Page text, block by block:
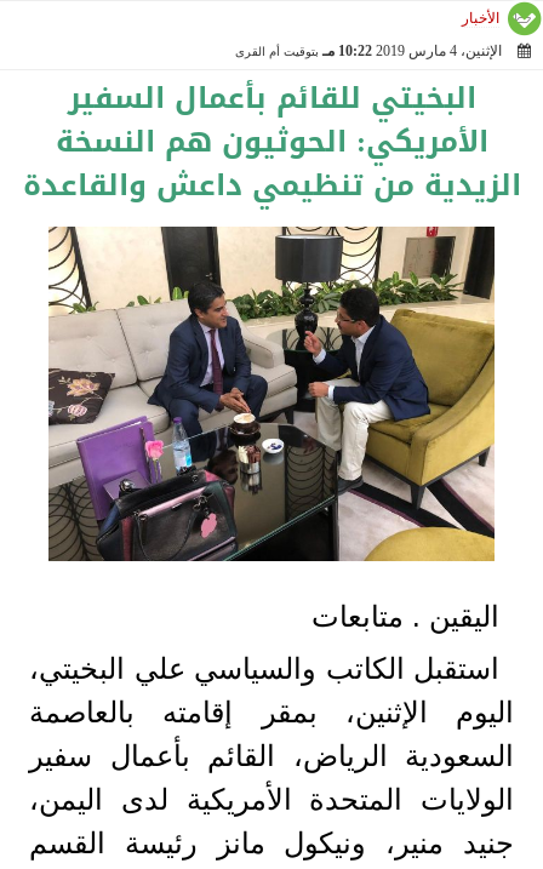
الأخبار
الإثنين، 4 مارس 2019
10:22 مـ بتوقيت أم القرى
البخيتي للقائم بأعمال السفير
الأمريكي: الحوثيون هم النسخة
الزيدية من تنظيمي داعش والقاعدة
اليقين . متابعات
استقبل الكاتب والسياسي علي البخيتي،
اليوم الإثنين، بمقر إقامته بالعاصمة
السعودية الرياض، القائم بأعمال سفير
الولايات المتحدة الأمريكية لدى اليمن،
جنيد منير، ونيكول مانز رئيسة القسم